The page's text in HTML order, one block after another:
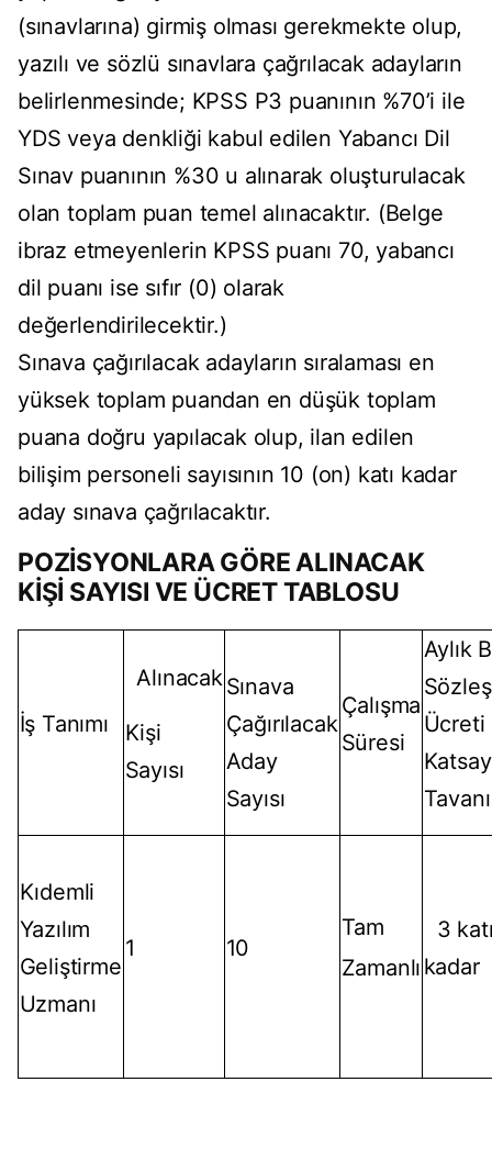
(sınavlarına) girmiş olması gerekmekte olup,
yazılı ve sözlü sınavlara çağrılacak adayların
belirlenmesinde; KPSS P3 puanının %70’i ile
YDS veya denkliği kabul edilen Yabancı Dil
Sınav puanının %30 u alınarak oluşturulacak
olan toplam puan temel alınacaktır. (Belge
ibraz etmeyenlerin KPSS puanı 70, yabancı
dil puanı ise sıfır (0) olarak
değerlendirilecektir.)
Sınava çağırılacak adayların sıralaması en
yüksek toplam puandan en düşük toplam
puana doğru yapılacak olup, ilan edilen
bilişim personeli sayısının 10 (on) katı kadar
aday sınava çağrılacaktır.
POZİSYONLARA GÖRE ALINACAK
KİŞİ SAYISI VE ÜCRET TABLOSU
İş Tanımı
Alınacak
Kişi
Sayısı
Sınava
Çağırılacak
Aday
Sayısı
Çalışma
Süresi
Aylık
Ücreti
Tavanı
Kıdemli
Yazılım
Geliştirme
Uzmanı
1 10
Tam
Zamanlı
3
kadar